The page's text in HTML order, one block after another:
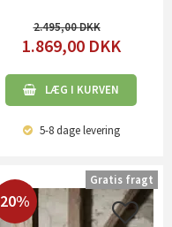
2.495,00
1.869,00 DKK
LÆG I KURVEN
5-8 dagelevering
20%
Gratis fragt